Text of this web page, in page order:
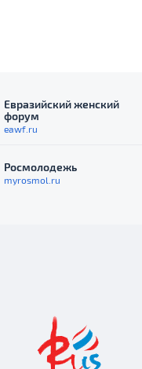
Евразийский женский
форум
eawf.ru
Росмолодежь
myrosmol.ru